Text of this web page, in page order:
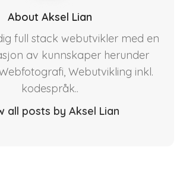
About Aksel Lian
full stack webutvikler med en
av kunnskaper herunder
Webfotografi, Webutvikling inkl.
kodespråk..
all posts by Aksel Lian